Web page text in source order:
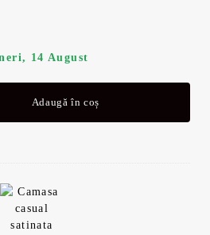
14 August
Adaugă în coș